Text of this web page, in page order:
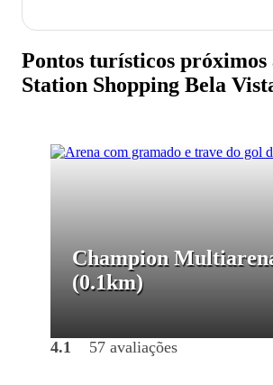
Pontos turísticos próximos
Station Shopping Bela
Champion
(0.1km)
4.1 57 avaliações